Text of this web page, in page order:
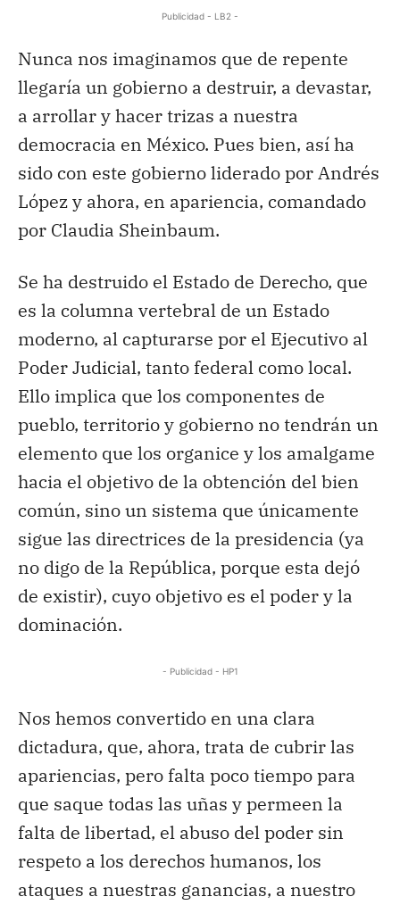
Publicidad - LB2 -
Nunca nos imaginamos que de repente
llegaría un gobierno a destruir, a devastar,
a arrollar y hacer trizas a nuestra
democracia en México. Pues bien, así ha
sido con este gobierno liderado por Andrés
López y ahora, en apariencia, comandado
por Claudia Sheinbaum.
Se ha destruido el Estado de Derecho, que
es la columna vertebral de un Estado
moderno, al capturarse por el Ejecutivo al
Poder Judicial, tanto federal como local.
Ello implica que los componentes de
pueblo, territorio y gobierno no tendrán un
elemento que los organice y los amalgame
hacia el objetivo de la obtención del bien
común, sino un sistema que únicamente
sigue las directrices de la presidencia (ya
no digo de la República, porque esta dejó
de existir), cuyo objetivo es el poder y la
dominación.
- Publicidad - HP1
Nos hemos convertido en una clara
dictadura, que, ahora, trata de cubrir las
apariencias, pero falta poco tiempo para
que saque todas las uñas y permeen la
falta de libertad, el abuso del poder sin
respeto a los derechos humanos, los
ataques a nuestras ganancias, a nuestro